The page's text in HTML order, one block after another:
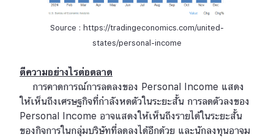
Source : https://tradingeconomics.com/united-
states/personal-income
ตีความอย่างไรต่อตลาด
การคาดการณ์การลดลงของ Personal Income แสดง
ให้เห็นถึงเศรษฐกิจที่กำลังหดตัวในระยะสั้น การลดตัวลงของ
Personal Income อาจแสดงให้เห็นถึงรายได้ในระยะสั้น
ของกิจการในกลุ่มบริษัทที่ลดลงได้อีกด้วย และนักลงทุนอาจม